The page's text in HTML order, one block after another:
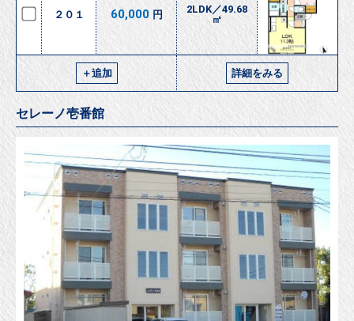
２０１ 60,000 円
2LDK／49.68
㎡
＋追加 詳細をみる
セレーノ壱番館